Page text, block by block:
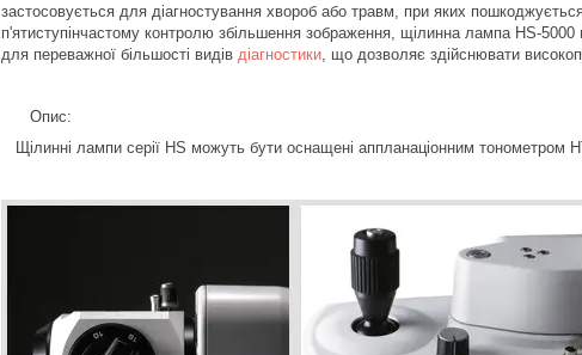
застосовується для діагностування хвороб або травм, при яких
п'ятиступінчастому контролю збільшення зображення, щілинна лампа HS-5000
для переважної більшості видів діагностики , що дозволяє здійснювати
Опис:
Щілинні лампи серії HS можуть бути оснащені аппланаціонним тонометром